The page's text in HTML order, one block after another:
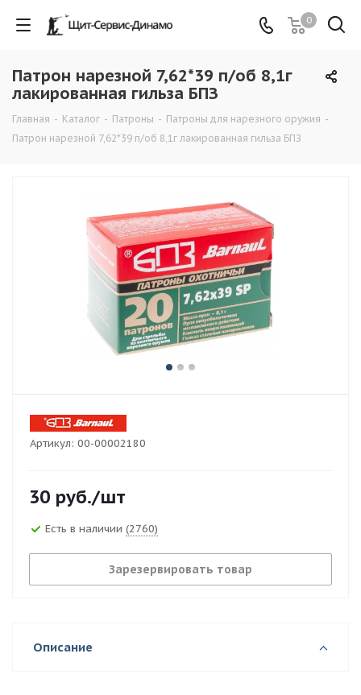
0
Патрон нарезной 7,62*39 п/об 8,1г
лакированная гильза БПЗ
Главная - Каталог - Патроны - Патроны для нарезного оружия -
Патрон нарезной 7,62*39 п/об 8,1г лакированная гильза БПЗ
Артикул: 00-00002180
30 руб./шт
Есть в наличии (2760)
Зарезервировать товар
Описание